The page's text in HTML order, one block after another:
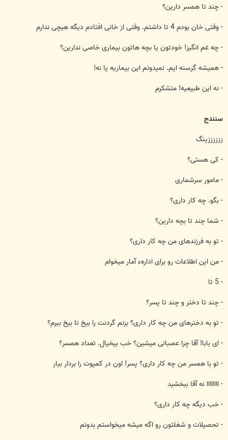
- چند تا همسر دارين؟
- وقتی خان بودم 4 تا داشتم. وقتی از خانی افتادم ديگه هيچی ندارم
- چه غم انگيز! خودتون يا بچه هاتون بيماری خاصی ندارين؟
- هميشه گرسنه ايم. نميدونم اين بيماريه يا نه!
- نه اين طبيعيه! متشكرم
سنندج
ززززززينگ
- كی هستی؟
- مامور سرشماری
- بگو. چه كار داری؟
- شما چند تا بچه دارين؟
- تو به فرزندهای من چه كار داری؟
- من اين اطلاعات رو برای ادارهء آمار ميخوام
- 5 تا
- چند تا دختر و چند تا پسر؟
- تو به دخترهای من چه كار داری؟ بزنم گردنت را بيخ تا بيخ ببرم؟
- ای بابا! آقا چرا عصبانی ميشين؟ خب بيخيال. تعداد همسر؟
- تو با همسر من چه كار داری؟ پسر! اون در كمپوت را بردار بيار
- اااااااا نه آقا ببخشيد
- خب ديگه چه كار داری؟
- تحصيلات و شغلتون رو اگه ميشه ميخواستم بدونم